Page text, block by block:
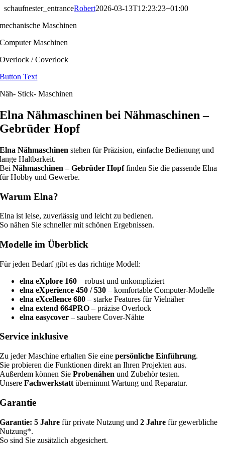
Skip
content
schaufnester_entranceRobert2026-03-13T12:23:23+01:00
mechanische Maschinen
Computer Maschinen
Overlock / Coverlock
Button Text
Näh- Stick- Maschinen
Elna Nähmaschinen bei Nähmaschinen –
Gebrüder Hopf
Elna Nähmaschinen stehen für Präzision, einfache Bedienung und
lange Haltbarkeit.
BeiNähmaschinen – Gebrüder Hopffinden Sie die passende Elna
für Hobby und Gewerbe.
Warum Elna?
Elna ist leise, zuverlässig und leicht zu bedienen.
So nähen Sie schneller mit schönen Ergebnissen.
Modelle im Überblick
Für jeden Bedarf gibt es das richtige Modell:
elna eXplore 160 – robust und unkompliziert
elna eXperience 450 / 530 – komfortable Computer‑Modelle
elna eXcellence 680 – starke Features für Vielnäher
elna extend 664PRO – präzise Overlock
elna easycover – saubere Cover‑Nähte
Service inklusive
Zu jeder Maschine erhalten Sie einepersönliche Einführung.
Sie probieren die Funktionen direkt an Ihren Projekten aus.
Außerdem können SieProbenähen und Zubehör testen.
UnsereFachwerkstatt übernimmt Wartung und Reparatur.
Garantie
Garantie: 5 Jahre für private Nutzung und2 Jahre für gewerbliche
Nutzung*.
So sind Sie zusätzlich abgesichert.